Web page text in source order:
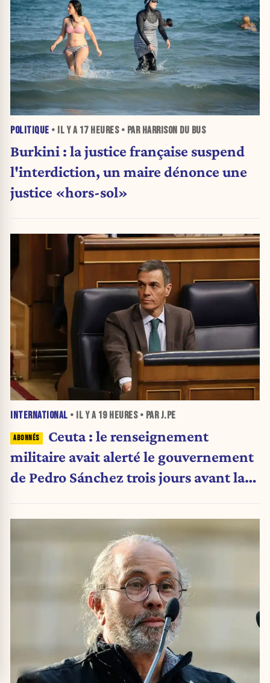
POLITIQUE • IL Y A 17 HEURES• PAR HARRISON DU BUS
Burkini : la justice française suspend
l'interdiction, un maire dénonce une
justice «hors-sol»
INTERNATIONAL • IL Y A 19 HEURES• PAR J.PE
Ceuta : le renseignement
militaire avait alerté le gouvernement
de Pedro Sánchez trois jours avant la